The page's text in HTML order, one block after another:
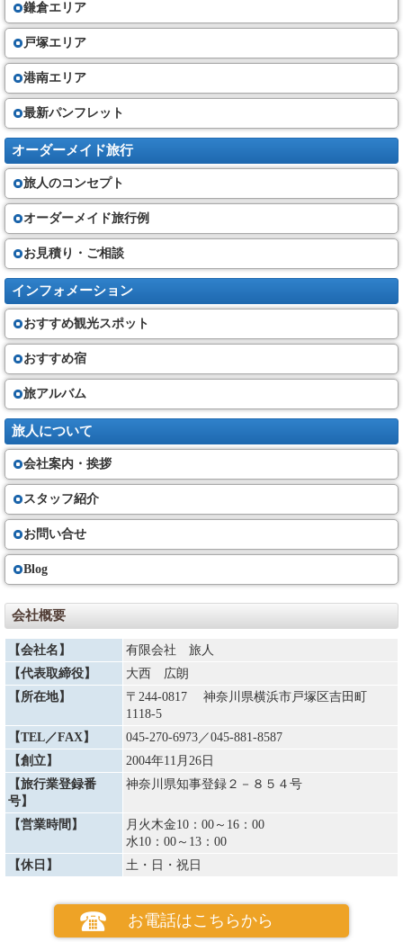
鎌倉エリア
戸塚エリア
港南エリア
最新パンフレット
オーダーメイド旅行
旅人のコンセプト
オーダーメイド旅行例
お見積り・ご相談
インフォメーション
おすすめ観光スポット
おすすめ宿
旅アルバム
旅人について
会社案内・挨拶
スタッフ紹介
お問い合せ
Blog
会社概要
【会社名】
有限会社 旅人
【代表取締役】
大西 広朗
【所在地】
〒244-0817 神奈川県横浜市戸塚区吉田町
1118-5
【TEL／FAX】
045-270-6973／045-881-8587
【創立】
2004年11月26日
【旅行業登録番
号】
神奈川県知事登録２－８５４号
【営業時間】
月火木金10：00～16：00
水10：00～13：00
【休日】
土・日・祝日
お電話はこちらから